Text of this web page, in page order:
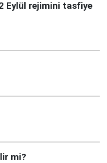
Eylül rejimini tasfiye
mi?